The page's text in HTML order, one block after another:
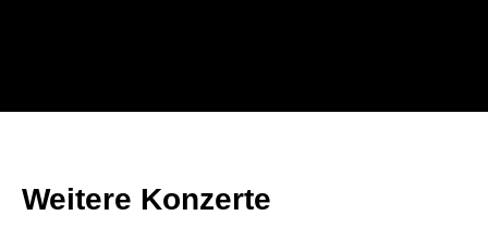
Weitere Konzerte